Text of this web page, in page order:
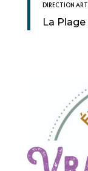
DIRECTION
La